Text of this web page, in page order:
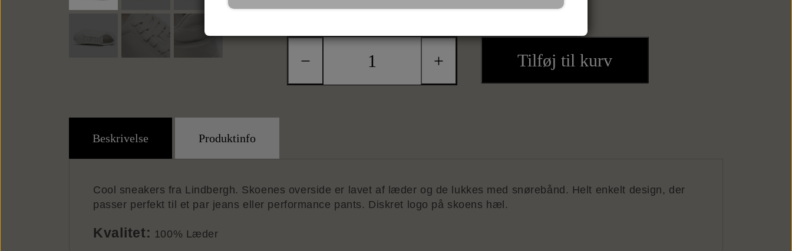
41 42 43 44 45
− + Tilføj til kurv
Beskrivelse Produktinfo
Cool sneakers fra Lindbergh. Skoenes overside er lavet af læder og de lukkes med snørebånd. Helt enkelt design, der
passer perfekt til et par jeans eller performance pants. Diskret logo på skoens hæl.
Kvalitet: 100% Læder